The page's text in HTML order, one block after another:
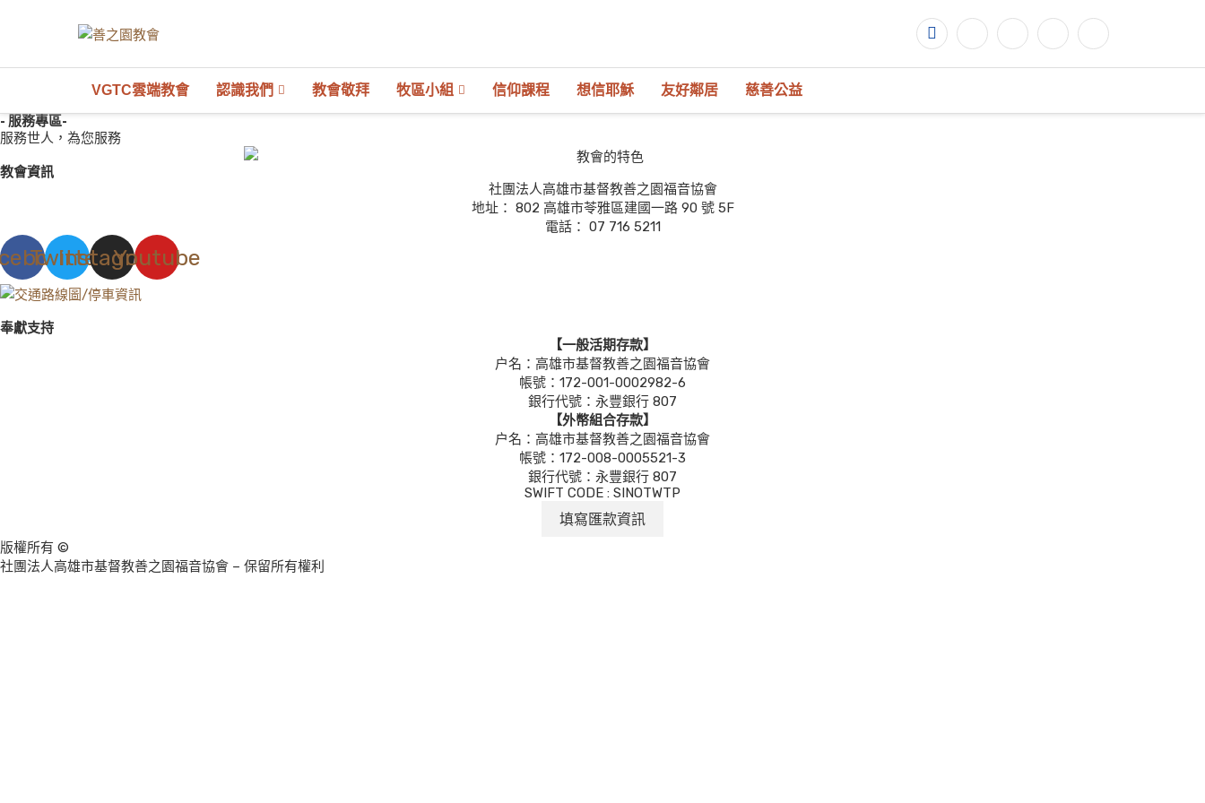
VGTC雲端教會 認識我們 教會敬拜 牧區小組 信仰課程 想信耶穌 友好鄰居 慈善公益
- 服務專區-
服務世人，為您服務
教會資訊
社團法人高雄市基督教善之園福音協會
地址： 802 高雄市苓雅區建國一路 90 號 5F
電話： 07 716 5211
Twitter
Instagram
Youtube
奉獻支持
【一般活期存款】
户名：高雄市基督教善之園福音協會
帳號：172-001-0002982-6
銀行代號：永豐銀行 807
【外幣組合存款】
户名：高雄市基督教善之園福音協會
帳號：172-008-0005521-3
銀行代號：永豐銀行 807
SWIFT CODE : SINOTWTP
填寫匯款資訊
版權所有 ©
社團法人高雄市基督教善之園福音協會 – 保留所有權利